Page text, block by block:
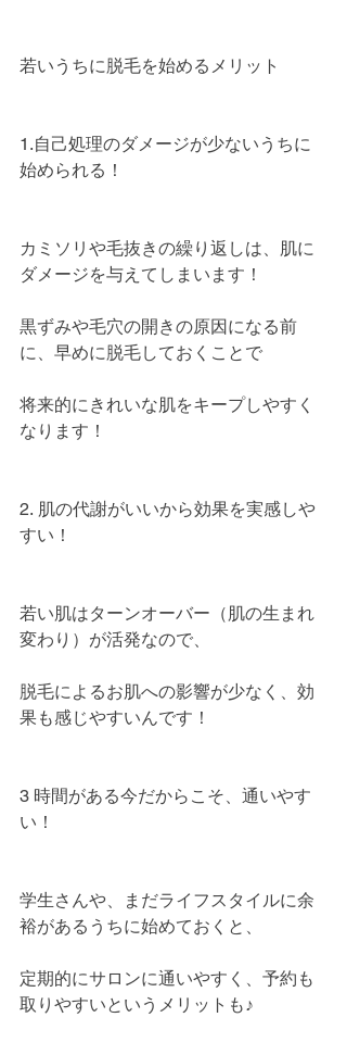
若いうちに脱毛を始めるメリット
1.自己処理のダメージが少ないうちに
始められる！
カミソリや毛抜きの繰り返しは、肌に
ダメージを与えてしまいます！
黒ずみや毛穴の開きの原因になる前
に、早めに脱毛しておくことで
将来的にきれいな肌をキープしやすく
なります！
2. 肌の代謝がいいから効果を実感しや
すい！
若い肌はターンオーバー（肌の生まれ
変わり）が活発なので、
脱毛によるお肌への影響が少なく、効
果も感じやすいんです！
3 時間がある今だからこそ、通いやす
い！
学生さんや、まだライフスタイルに余
裕があるうちに始めておくと、
定期的にサロンに通いやすく、予約も
取りやすいというメリットも♪